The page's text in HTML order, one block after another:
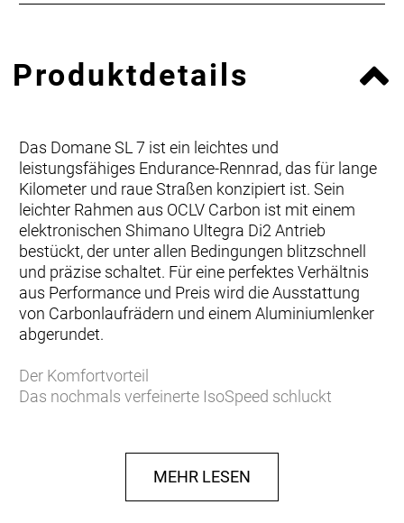
Produktdetails
Das Domane SL 7 ist ein leichtes und
leistungsfähiges Endurance-Rennrad, das für lange
Kilometer und raue Straßen konzipiert ist. Sein
leichter Rahmen aus OCLV Carbon ist mit einem
elektronischen Shimano Ultegra Di2 Antrieb
bestückt, der unter allen Bedingungen blitzschnell
und präzise schaltet. Für eine perfektes Verhältnis
aus Performance und Preis wird die Ausstattung
von Carbonlaufrädern und einem Aluminiumlenker
abgerundet.
Der Komfortvorteil
Das nochmals verfeinerte IsoSpeed schluckt
Podium-erprobter Speed
MEHR LESEN